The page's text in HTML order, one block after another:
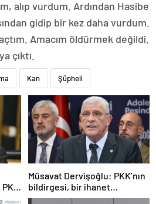
alıp vurdum. Ardından Hasibe
gidip bir kez daha vurdum.
Amacım öldürmek değildi.
çıktı.
Kan Şüpheli
Müsavat Dervişoğlu: PKK’nın
bildirgesi, bir ihanet
açıklamasıdır